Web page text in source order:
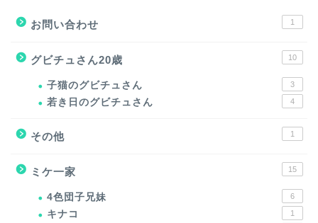
お問い合わせ 1
グビチュさん20歳 10
子猫のグビチュさん 3
若き日のグビチュさん 4
その他 1
ミケ一家 15
4色団子兄妹 6
キナコ 1